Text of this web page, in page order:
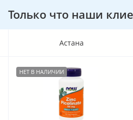
Только что наши
Астана
НЕТ В НАЛИЧИИ